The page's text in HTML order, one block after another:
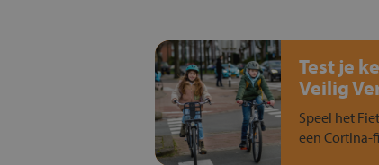
Test je
Veilig
Speel het
een Cortina-